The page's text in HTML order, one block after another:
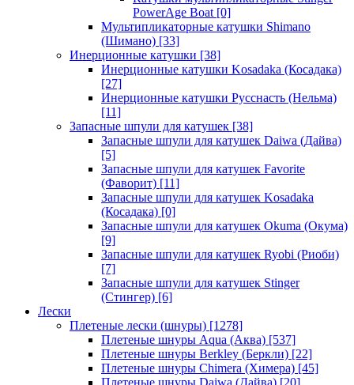
PowerAge Boat [0]
Мультипликаторные катушки Shimano
(Шимано) [33]
Инерционные катушки [38]
Инерционные катушки Kosadaka (Косадака)
[27]
Инерционные катушки Русснасть (Нельма)
[11]
Запасные шпули для катушек [38]
Запасные шпули для катушек Daiwa (Дайва)
[5]
Запасные шпули для катушек Favorite
(Фаворит) [11]
Запасные шпули для катушек Kosadaka
(Косадака) [0]
Запасные шпули для катушек Okuma (Окума)
[9]
Запасные шпули для катушек Ryobi (Риоби)
[7]
Запасные шпули для катушек Stinger
(Стингер) [6]
Лески
Плетеные лески (шнуры) [1278]
Плетеные шнуры Aqua (Аква) [537]
Плетеные шнуры Berkley (Беркли) [22]
Плетеные шнуры Chimera (Химера) [45]